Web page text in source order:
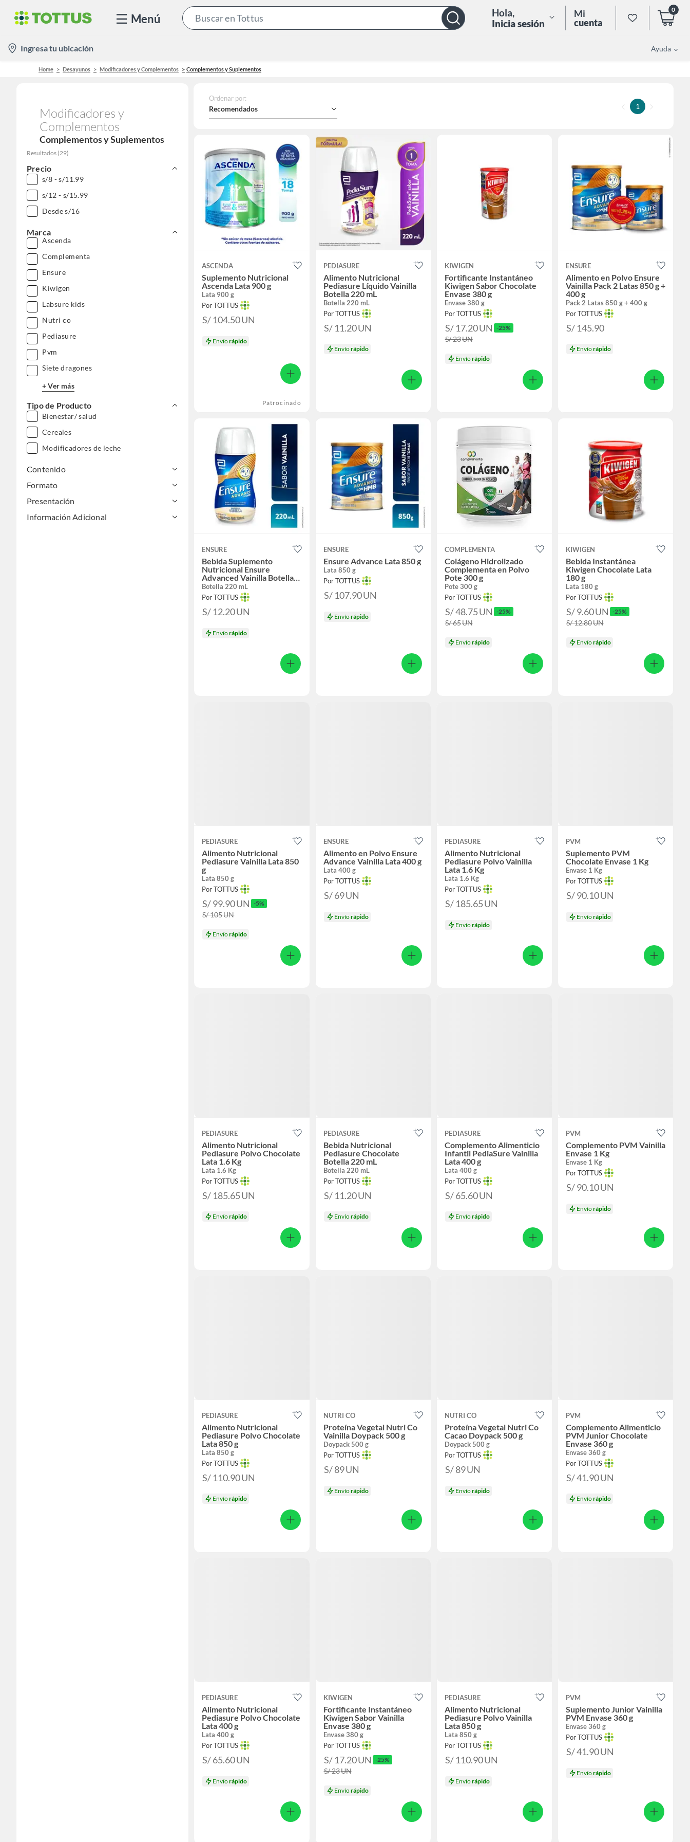
Menú
Bar
Hola,
Inicia sesión
Mi
cuenta
0
location-
icon
Ingresa tu ubicación Ayuda
Home Desayunos Modificadores y Complementos Complementos y Suplementos
Modificadores y
Complementos
Complementos y Suplementos
Resultados (29)
Precio
s/8 - s/11.99
s/12 - s/15.99
Desde s/16
Marca
Ascenda
Complementa
Ensure
Kiwigen
Labsure kids
Nutri co
Pediasure
Pvm
Siete dragones
+ Ver más
Tipo de Producto
Bienestar/ salud
Cereales
Modificadores de leche
Contenido
Formato
Presentación
Información Adicional
Ordenar por:
Recomendados 1
ASCENDA
Suplemento Nutricional
Ascenda Lata 900 g
Lata 900 g
Por TOTTUS
S/ 104.50UN
Envíorápido
Patrocinado
PEDIASURE
Alimento Nutricional
Pediasure Líquido Vainilla
Botella 220 mL
Botella 220 mL
Por TOTTUS
S/ 11.20UN
Envíorápido
KIWIGEN
Fortificante Instantáneo
Kiwigen Sabor Chocolate
Envase 380 g
Envase 380 g
Por TOTTUS
S/ 17.20UN -25%
S/ 23UN
Envíorápido
ENSURE
Alimento en Polvo Ensure
Vainilla Pack 2 Latas 850 g +
400 g
Pack 2 Latas 850 g + 400 g
Por TOTTUS
S/ 145.90
Envíorápido
ENSURE
Bebida Suplemento
Nutricional Ensure
Advanced Vainilla Botella
220 mL
Botella 220 mL
Por TOTTUS
S/ 12.20UN
Envíorápido
ENSURE
Ensure Advance Lata 850 g
Lata 850 g
Por TOTTUS
S/ 107.90UN
Envíorápido
COMPLEMENTA
Colágeno Hidrolizado
Complementa en Polvo
Pote 300 g
Pote 300 g
Por TOTTUS
S/ 48.75UN -25%
S/ 65UN
Envíorápido
KIWIGEN
Bebida Instantánea
Kiwigen Chocolate Lata
180 g
Lata 180 g
Por TOTTUS
S/ 9.60UN -25%
S/ 12.80UN
Envíorápido
PEDIASURE
Alimento Nutricional
Pediasure Vainilla Lata 850
g
Lata 850 g
Por TOTTUS
S/ 99.90UN -5%
S/ 105UN
Envíorápido
ENSURE
Alimento en Polvo Ensure
Advance Vainilla Lata 400 g
Lata 400 g
Por TOTTUS
S/ 69UN
Envíorápido
PEDIASURE
Alimento Nutricional
Pediasure Polvo Vainilla
Lata 1.6 Kg
Lata 1.6 Kg
Por TOTTUS
S/ 185.65UN
Envíorápido
PVM
Suplemento PVM
Chocolate Envase 1 Kg
Envase 1 Kg
Por TOTTUS
S/ 90.10UN
Envíorápido
PEDIASURE
Alimento Nutricional
Pediasure Polvo Chocolate
Lata 1.6 Kg
Lata 1.6 Kg
Por TOTTUS
S/ 185.65UN
Envíorápido
PEDIASURE
Bebida Nutricional
Pediasure Chocolate
Botella 220 mL
Botella 220 mL
Por TOTTUS
S/ 11.20UN
Envíorápido
PEDIASURE
Complemento Alimenticio
Infantil PediaSure Vainilla
Lata 400 g
Lata 400 g
Por TOTTUS
S/ 65.60UN
Envíorápido
PVM
Complemento PVM Vainilla
Envase 1 Kg
Envase 1 Kg
Por TOTTUS
S/ 90.10UN
Envíorápido
PEDIASURE
Alimento Nutricional
Pediasure Polvo Chocolate
Lata 850 g
Lata 850 g
Por TOTTUS
S/ 110.90UN
Envíorápido
NUTRI CO
Proteína Vegetal Nutri Co
Vainilla Doypack 500 g
Doypack 500 g
Por TOTTUS
S/ 89UN
Envíorápido
NUTRI CO
Proteína Vegetal Nutri Co
Cacao Doypack 500 g
Doypack 500 g
Por TOTTUS
S/ 89UN
Envíorápido
PVM
Complemento Alimenticio
PVM Junior Chocolate
Envase 360 g
Envase 360 g
Por TOTTUS
S/ 41.90UN
Envíorápido
PEDIASURE
Alimento Nutricional
Pediasure Polvo Chocolate
Lata 400 g
Lata 400 g
Por TOTTUS
S/ 65.60UN
Envíorápido
KIWIGEN
Fortificante Instantáneo
Kiwigen Sabor Vainilla
Envase 380 g
Envase 380 g
Por TOTTUS
S/ 17.20UN -25%
S/ 23UN
Envíorápido
PEDIASURE
Alimento Nutricional
Pediasure Polvo Vainilla
Lata 850 g
Lata 850 g
Por TOTTUS
S/ 110.90UN
Envíorápido
PVM
Suplemento Junior Vainilla
PVM Envase 360 g
Envase 360 g
Por TOTTUS
S/ 41.90UN
Envíorápido